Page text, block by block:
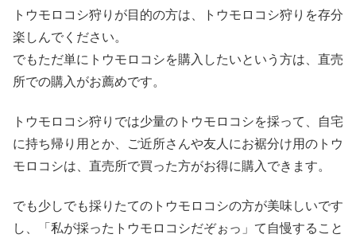
トウモロコシ狩りが目的の方は、トウモロコシ狩りを存分
楽しんでください。
でもただ単にトウモロコシを購入したいという方は、直売
所での購入がお薦めです。
トウモロコシ狩りでは少量のトウモロコシを採って、自宅
に持ち帰り用とか、ご近所さんや友人にお裾分け用のトウ
モロコシは、直売所で買った方がお得に購入できます。
でも少しでも採りたてのトウモロコシの方が美味しいです
し、「私が採ったトウモロコシだぞぉっ」て自慢すること